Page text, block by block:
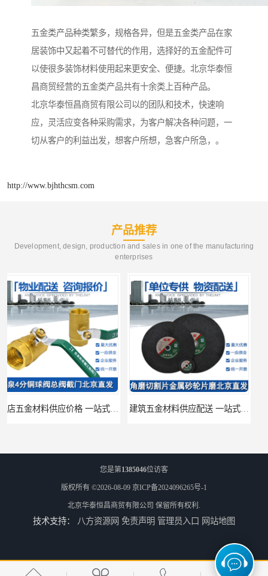
五金类产品种类繁多，规格各异，但是五金类产品在家
居装饰中又起着不可替代的作用，选择好的五金配件可
以使很多装饰材料使用起来更安全、便捷。北京华泰恒
昌商贸经营的五金类产品共有十余类上百种产品。
北京华泰恒昌商贸有限公司以的团队和技术，快速响
应，灵活应变各种采购需求，为客户解决各种问题，一
切从客户的利益出发，想客户所想，急客户所急，。
http://www.bjhthcsm.com
产品推荐
Development, design, production and sales in one of the manufacturing
enterprises
厨房冷热水龙头批发 三孔面盆通用中珠 24小时内送达 浴室冷热水龙头芯 三孔面盆通用中珠 24小时内送达
您是第1385046位访客
版权所有 ©2026-08-09 京ICP备2024096265号-1
北京华泰恒昌商贸有限公司 保留所有权利.
技术支持： 八方资源网 免责声明 管理员入口 网站地图